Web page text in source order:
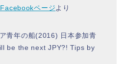
ページより
青年の船(2016) 日本参加青
be the next JPY?! Tips by